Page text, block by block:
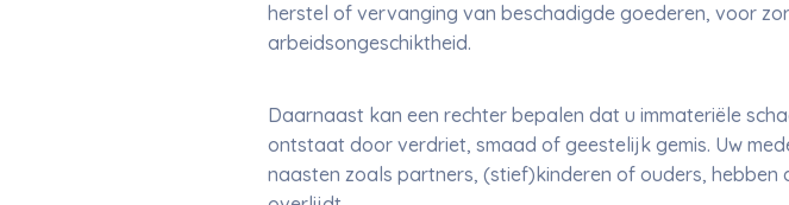
herstel of vervanging van beschadigde goederen, voor
arbeidsongeschiktheid.
Daarnaast kan een rechter bepalen dat u immateriële
ontstaat door verdriet, smaad of geestelijk gemis. Uw
naasten zoals partners, (stief)kinderen of ouders,